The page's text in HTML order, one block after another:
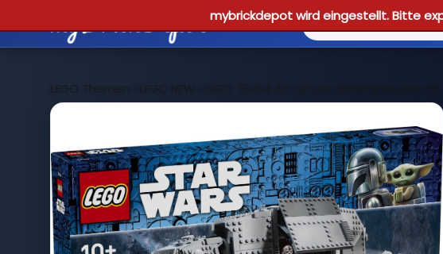
mybrickdepot wird eingestellt. Bitte
LEGO Themen >LEGO NEW >LEGO 75454 AT-AT des Restimperiums mit